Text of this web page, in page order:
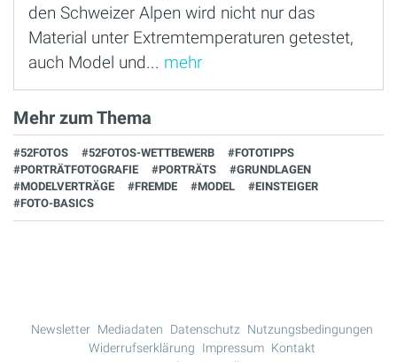
den Schweizer Alpen wird nicht nur das
Material unter Extremtemperaturen getestet,
auch Model und... mehr
Mehr zum Thema
#52FOTOS #52FOTOS-WETTBEWERB
#FOTOTIPPS
#PORTRÄTFOTOGRAFIE
#PORTRÄTS
#GRUNDLAGEN
#MODELVERTRÄGE
#FREMDE #MODEL
#EINSTEIGER
#FOTO-BASICS
Newsletter Mediadaten Datenschutz Nutzungsbedingungen
Widerrufserklärung
Impressum Kontakt